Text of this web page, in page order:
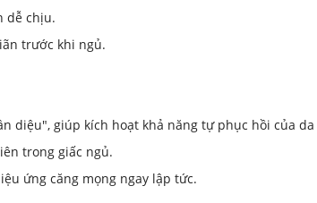
dễ chịu.
trước khi ngủ.
diệu", giúp kích hoạt khả năng tự phục hồi của
trong giấc ngủ.
ứng căng mọng ngay lập tức.